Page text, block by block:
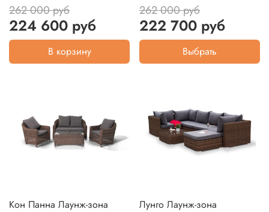
262 000 руб
224 600 руб
В корзину
262 000 руб
222 700 руб
Выбрать
Кон Панна Лаунж-зона Лунго Лаунж-зона